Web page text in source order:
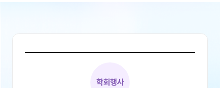
학회행사